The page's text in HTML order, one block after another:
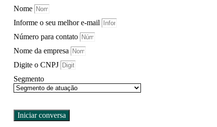
Nome
Informe o seu melhor e-mail
Número para contato
Nome da empresa
Digite o CNPJ
Segmento
Iniciar conversa